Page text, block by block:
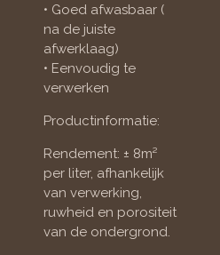
• Goed afwasbaar (
na de juiste
afwerklaag)
• Eenvoudig te
verwerken
Productinformatie:
Rendement: ± 8m²
per liter, afhankelijk
van verwerking,
ruwheid en porositeit
van de ondergrond.